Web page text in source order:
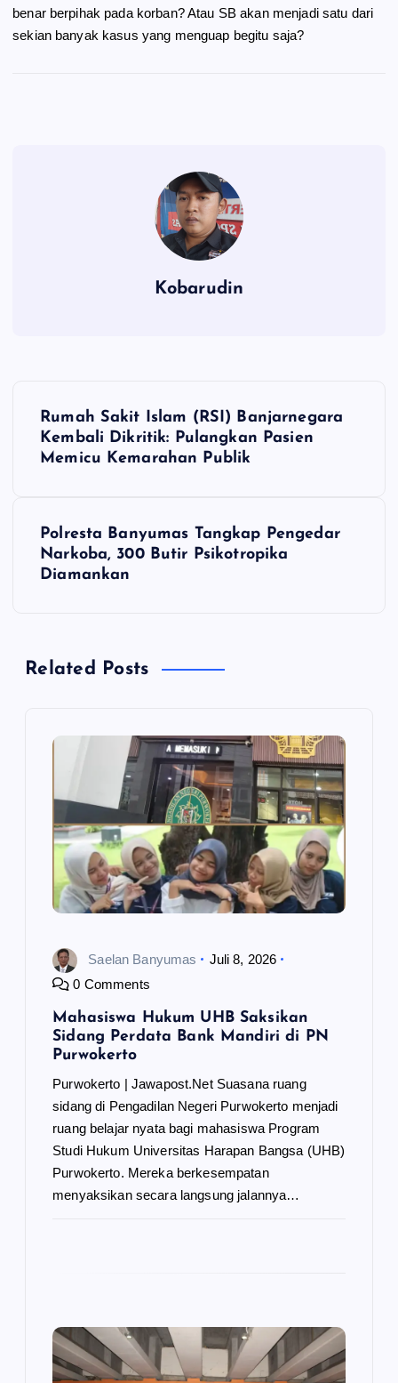
benar berpihak pada korban? Atau SB akan menjadi satu dari
sekian banyak kasus yang menguap begitu saja?
Kobarudin
N
s
Rumah Sakit Islam (RSI) Banjarnegara
Kembali Dikritik: Pulangkan Pasien
Memicu Kemarahan Publik
Polresta Banyumas Tangkap Pengedar
Narkoba, 300 Butir Psikotropika
Diamankan
Related Posts
Saelan Banyumas
Juli 8, 2026
0 Comments
Mahasiswa Hukum UHB Saksikan
Sidang Perdata Bank Mandiri di PN
Purwokerto
Purwokerto | Jawapost.Net Suasana ruang
sidang di Pengadilan Negeri Purwokerto menjadi
ruang belajar nyata bagi mahasiswa Program
Studi Hukum Universitas Harapan Bangsa (UHB)
Purwokerto. Mereka berkesempatan
menyaksikan secara langsung jalannya…